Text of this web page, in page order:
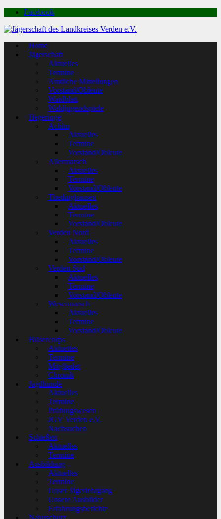
Facebook
Home
Jägerschaft
Aktuelles
Termine
Amtliche Mitteilungen
Vorstand/Obleute
Waidblatt
Waldjugendspiele
Hegeringe
Achim
Aktuelles
Termine
Vorstand/Obleute
Allermarsch
Aktuelles
Termine
Vorstand/Obleute
Thedinghausen
Aktuelles
Termine
Vorstand/Obleute
Verden Nord
Aktuelles
Termine
Vorstand/Obleute
Verden Süd
Aktuelles
Termine
Vorstand/Obleute
Wesermarsch
Aktuelles
Termine
Vorstand/Obleute
Bläsercorps
Aktuelles
Termine
Mitglieder
Chronik
Jagdhunde
Aktuelles
Termine
Prüfungswesen
JGV Verden e.V.
Nachsuchen
Schießen
Aktuelles
Termine
Ausbildung
Aktuelles
Termine
Unser Jägerlehrgang
Unsere Ausbilder
Erfahrungsberichte
Naturschutz